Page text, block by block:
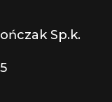
Sp.k.